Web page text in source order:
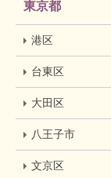
東京都
港区
台東区
大田区
八王子市
文京区